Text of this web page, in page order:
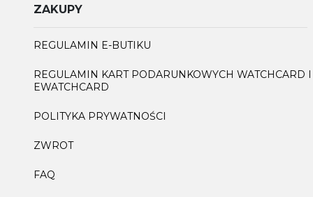
ZAKUPY
REGULAMIN E-BUTIKU
REGULAMIN KART PODARUNKOWYCH WATCHCARD I
EWATCHCARD
POLITYKA PRYWATNOŚCI
ZWROT
FAQ